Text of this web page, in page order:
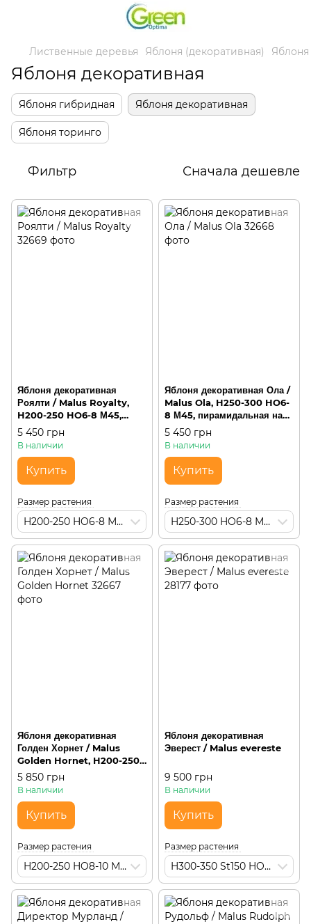
Лиственные деревья Яблоня (декоративная)
Яблоня декоративная
Яблоня гибридная Яблоня декоративная
Яблоня торинго
Фильтр Сначала дешевле
Яблоня декоративная
Роялти / Malus Royalty,
H200-250 HO6-8 М45,
пирамидальная на штамбе
5 450 грн
В наличии
Купить
Размер растения
H200-250 HO6-8 М45
Яблоня декоративная Ола /
Malus Ola, H250-300 HO6-
8 М45, пирамидальная на
штамбе
5 450 грн
В наличии
Купить
Размер растения
H250-300 HO6-8 М45
Яблоня декоративная
Голден Хорнет / Malus
Golden Hornet, H200-250
HO8-10 М45, округлая на
штамбе
5 850 грн
В наличии
Купить
Размер растения
H200-250 HO8-10 М45
Яблоня декоративная
Эверест / Malus evereste
9 500 грн
В наличии
Купить
Размер растения
H300-350 St150 HO12-14 М90